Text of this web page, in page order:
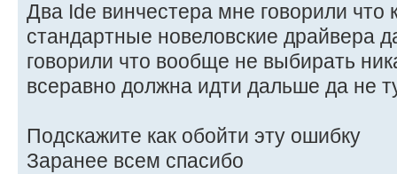
Два Ide винчестера мне говорили
стандартные новеловские драйвера
говорили что вообще не выбирать
всеравно должна идти дальше да не
Подскажите как обойти эту ошибку
Заранее всем спасибо